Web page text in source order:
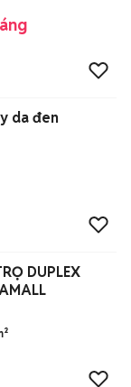
da đen
DUPLEX